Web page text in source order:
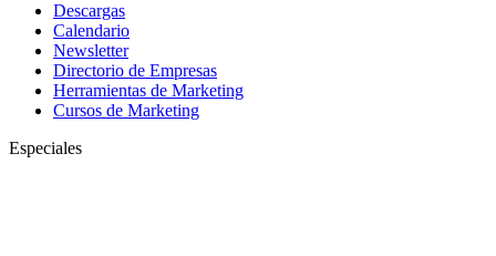
Descargas
Calendario
Newsletter
Directorio de Empresas
Herramientas de Marketing
Cursos de Marketing
Especiales